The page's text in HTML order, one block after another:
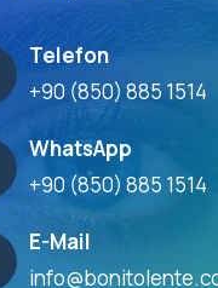
Telefon
+90 (850) 885 1514
WhatsApp
+90 (850) 885 1514
E-Mail